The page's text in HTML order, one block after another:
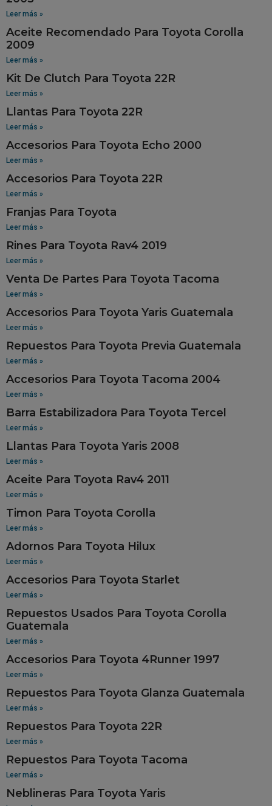
Leer más »
Aceite Recomendado Para Toyota Corolla
2009
Leer más »
Kit De Clutch Para Toyota 22R
Leer más »
Llantas Para Toyota 22R
Leer más »
Accesorios Para Toyota Echo 2000
Leer más »
Accesorios Para Toyota 22R
Leer más »
Franjas Para Toyota
Leer más »
Rines Para Toyota Rav4 2019
Leer más »
Venta De Partes Para Toyota Tacoma
Leer más »
Accesorios Para Toyota Yaris Guatemala
Leer más »
Repuestos Para Toyota Previa Guatemala
Leer más »
Accesorios Para Toyota Tacoma 2004
Leer más »
Barra Estabilizadora Para Toyota Tercel
Leer más »
Llantas Para Toyota Yaris 2008
Leer más »
Aceite Para Toyota Rav4 2011
Leer más »
Timon Para Toyota Corolla
Leer más »
Adornos Para Toyota Hilux
Leer más »
Accesorios Para Toyota Starlet
Leer más »
Repuestos Usados Para Toyota Corolla
Guatemala
Leer más »
Accesorios Para Toyota 4Runner 1997
Leer más »
Repuestos Para Toyota Glanza Guatemala
Leer más »
Repuestos Para Toyota 22R
Leer más »
Repuestos Para Toyota Tacoma
Leer más »
Neblineras Para Toyota Yaris